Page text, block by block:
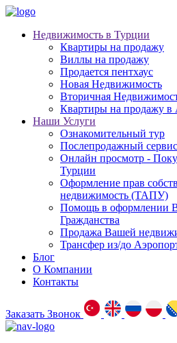
Недвижимость в Турции
Квартиры на продажу
Виллы на продажу
Продается пентхаус
Новая Недвижимость
Вторичная
Квартиры на продажу в
Наши Услуги
Ознакомительный тур
Послепродажный сервис
Онлайн просмотр -
Турции
Оформление прав
недвижимость (ТАПУ)
Помощь в оформлении
Гражданства
Продажа Вашей
Трансфер из/до
Блог
О Компании
Контакты
Заказать Звонок